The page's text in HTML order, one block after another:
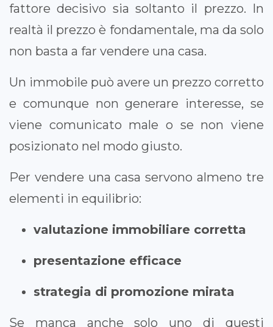
fattore decisivo sia soltanto il prezzo. In
realtà il prezzo è fondamentale, ma da solo
non basta a far vendere una casa.
Un immobile può avere un prezzo corretto
e comunque non generare interesse, se
viene comunicato male o se non viene
posizionato nel modo giusto.
Per vendere una casa servono almeno tre
elementi in equilibrio:
valutazione immobiliare corretta
presentazione efficace
strategia di promozione mirata
Se manca anche solo uno di questi